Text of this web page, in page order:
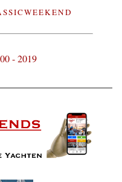
- 2019